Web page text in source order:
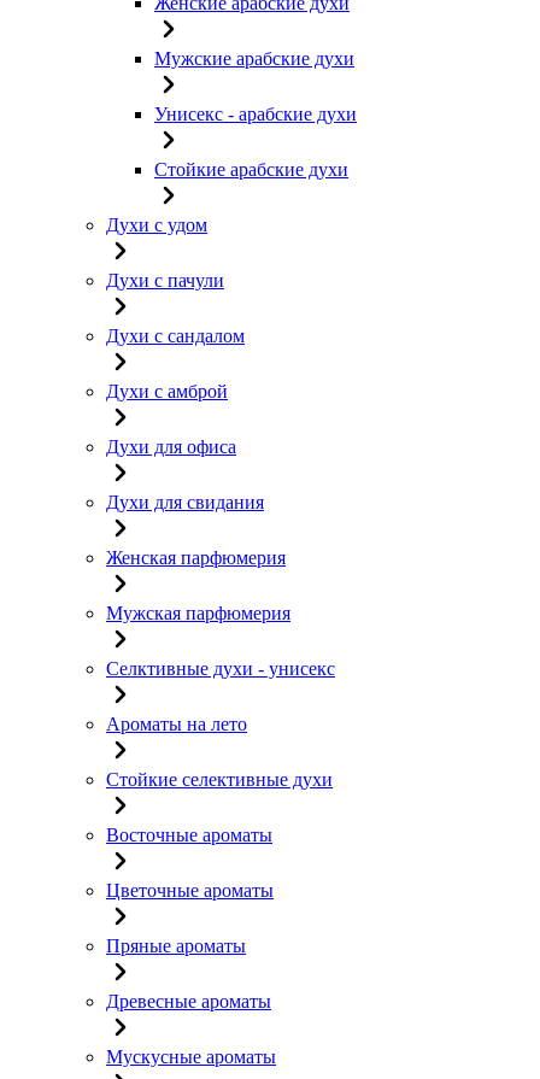
Мужские арабские духи
Унисекс - арабские духи
Стойкие арабские духи
Духи с удом
Духи с пачули
Духи с сандалом
Духи с амброй
Духи для офиса
Духи для свидания
Женская парфюмерия
Мужская парфюмерия
Селктивные духи - унисекс
Ароматы на лето
Стойкие селективные духи
Восточные ароматы
Цветочные ароматы
Пряные ароматы
Древесные ароматы
Мускусные ароматы